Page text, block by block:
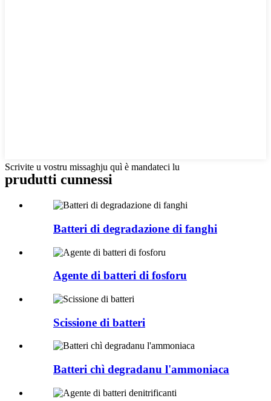
Scrivite u vostru missaghju quì è mandateci lu
prudutti cunnessi
Batteri di degradazione di fanghi
Agente di batteri di fosforu
Scissione di batteri
Batteri chì degradanu l'ammoniaca